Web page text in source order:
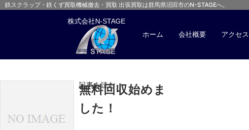
鉄スクラップ・鉄くず買取機械撤去・買取 出張買取は群馬県沼田市のN-STAGEへ。
株式会社N-STAGE
ホーム 会社概要 アクセス
無料回収始めま
した！
記事を読む